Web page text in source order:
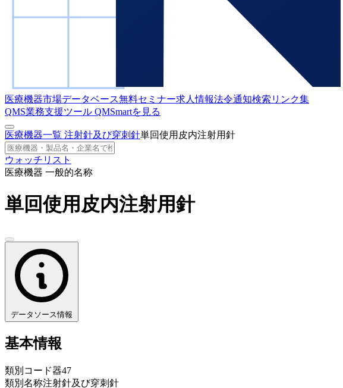
医療機器市場データベース無料セミナー求人情報法令通知検索 リンク集
QMS業務支援ツール QMSmartを見る
医療機器一覧 注射針及び穿刺針単回使用皮内注射用針
ウォッチリスト
医療機器 一般的名称
単回使用皮内注射用針
データソース情報
基本情報
類別コード器47
類別名称注射針及び穿刺針